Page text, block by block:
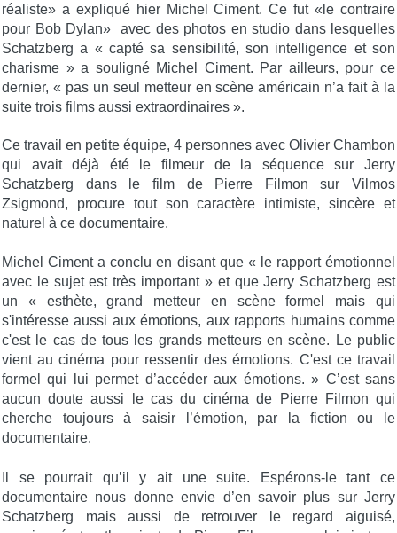
réaliste» a expliqué hier Michel Ciment. Ce fut «le contraire
pour Bob Dylan» avec des photos en studio dans lesquelles
Schatzberg a « capté sa sensibilité, son intelligence et son
charisme » a souligné Michel Ciment. Par ailleurs, pour ce
dernier, « pas un seul metteur en scène américain n’a fait à la
suite trois films aussi extraordinaires ».
Ce travail en petite équipe, 4 personnes avec Olivier Chambon
qui avait déjà été le filmeur de la séquence sur Jerry
Schatzberg dans le film de Pierre Filmon sur Vilmos
Zsigmond, procure tout son caractère intimiste, sincère et
naturel à ce documentaire.
Michel Ciment a conclu en disant que « le rapport émotionnel
avec le sujet est très important » et que Jerry Schatzberg est
un « esthète, grand metteur en scène formel mais qui
s'intéresse aussi aux émotions, aux rapports humains comme
c'est le cas de tous les grands metteurs en scène. Le public
vient au cinéma pour ressentir des émotions. C'est ce travail
formel qui lui permet d’accéder aux émotions. » C’est sans
aucun doute aussi le cas du cinéma de Pierre Filmon qui
cherche toujours à saisir l’émotion, par la fiction ou le
documentaire.
Il se pourrait qu’il y ait une suite. Espérons-le tant ce
documentaire nous donne envie d’en savoir plus sur Jerry
Schatzberg mais aussi de retrouver le regard aiguisé,